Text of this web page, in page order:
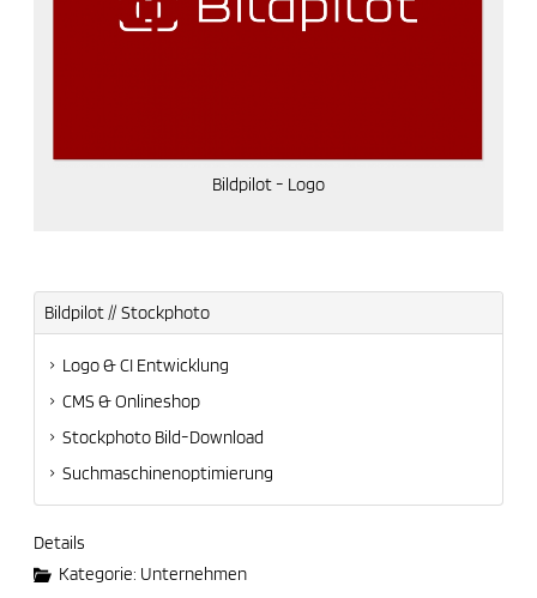
Bildpilot - Logo
Bildpilot // Stockphoto
Logo & CI Entwicklung
CMS & Onlineshop
Stockphoto Bild-Download
Suchmaschinenoptimierung
Details
Kategorie: Unternehmen